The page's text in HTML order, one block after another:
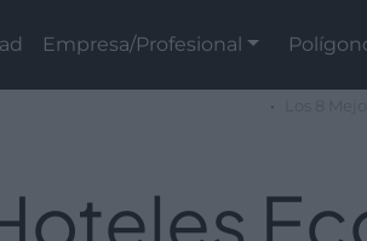
Empresa/Profesional